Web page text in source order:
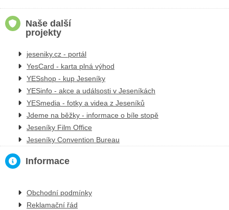
Naše další
projekty
jeseniky.cz - portál
YesCard - karta plná výhod
YESshop - kup Jeseníky
YESinfo - akce a událsosti v Jeseníkách
YESmedia - fotky a videa z Jeseníků
Jdeme na běžky - informace o bíle stopě
Jeseníky Film Office
Jeseníky Convention Bureau
Informace
Obchodní podmínky
Reklamační řád